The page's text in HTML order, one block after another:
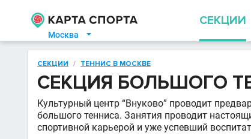
Москва 
СЕКЦИИ
СЕКЦИИ / ТЕННИС В МОСКВЕ
СЕКЦИЯ БОЛЬШОГО
Культурный центр “Внуково” проводит
большого тенниса. Занятия проводит
спортивной карьерой и уже успевший